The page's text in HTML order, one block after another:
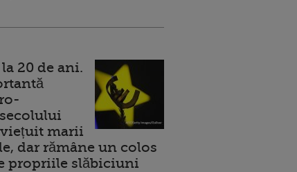
20 de ani.
marii
dar rămâne un colos
propriile slăbiciuni